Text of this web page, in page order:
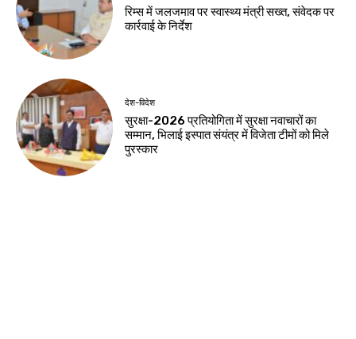
रिम्स में जलजमाव पर स्वास्थ्य मंत्री सख्त, संवेदक पर
कार्रवाई के निर्देश
देश-विदेश
सुरक्षा-2026 प्रतियोगिता में सुरक्षा नवाचारों का
सम्मान, भिलाई इस्पात संयंत्र में विजेता टीमों को मिले
पुरस्कार